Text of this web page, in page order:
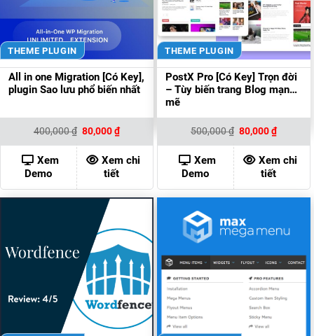
THEME PLUGIN
All in one Migration [Có Key],
plugin Sao lưu phổ biến nhất
400,000₫ Giá
gốc
là:
400,000 ₫.
80,000₫Giá
hiện
tại
là:
80,000 ₫.
Xem
Demo
Xem chi
tiết
THEME PLUGIN
PostX Pro [Có Key] Trọn đời
– Tùy biến trang Blog mạnh
mẽ
500,000₫ Giá
gốc
là:
500,000 ₫.
80,000₫Giá
hiện
tại
là:
80,000
Xem
Demo
Xem chi
tiết